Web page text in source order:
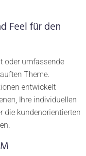
Feel für den
oder umfassende
Theme.
entwickelt
Ihre individuellen
die kundenorientierten